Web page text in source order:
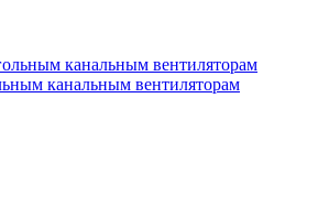
канальным вентиляторам